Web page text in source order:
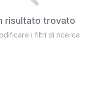
risultato trovato
i filtri di ricerca